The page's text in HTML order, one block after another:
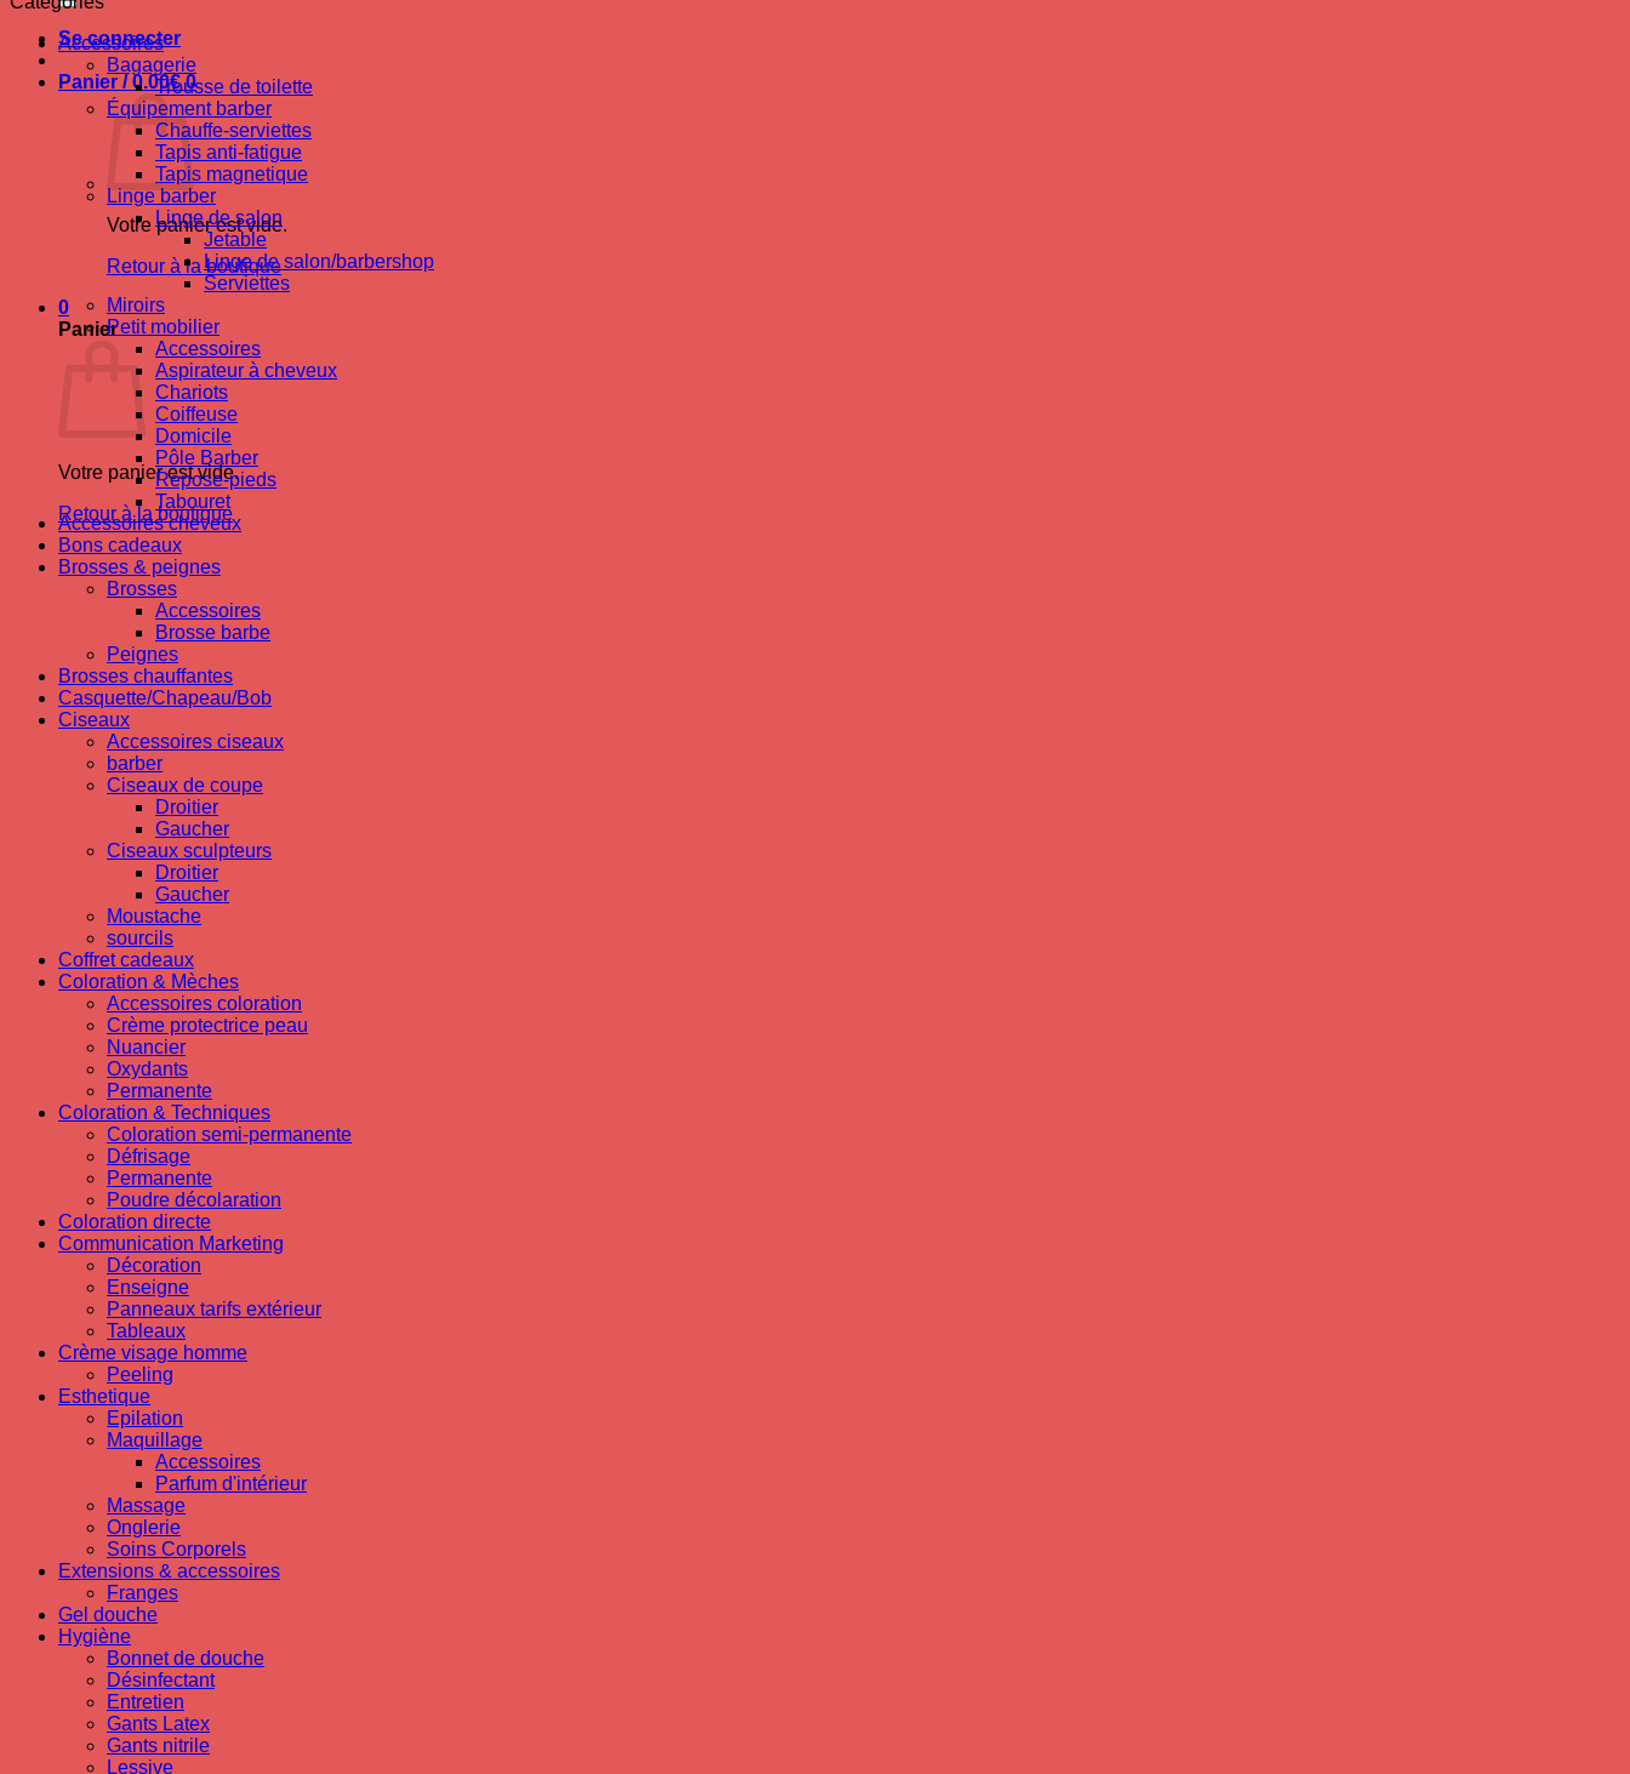
Se connecter
Panier /0.00€ 0
Votre panier est vide.
Retour à la boutique
0
Panier
Votre panier est vide.
Retour à la boutique
Accessoires
Bagagerie
Trousse de toilette
Équipement barber
Chauffe-serviettes
Tapis anti-fatigue
Tapis magnetique
Linge barber
Linge de salon
Jetable
Linge de salon/barbershop
Serviettes
Miroirs
Petit mobilier
Accessoires
Aspirateur à cheveux
Chariots
Coiffeuse
Domicile
Pôle Barber
Repose-pieds
Tabouret
Accessoires cheveux
Bons cadeaux
Brosses & peignes
Brosses
Accessoires
Brosse barbe
Peignes
Brosses chauffantes
Casquette/Chapeau/Bob
Ciseaux
Accessoires ciseaux
barber
Ciseaux de coupe
Droitier
Gaucher
Ciseaux sculpteurs
Droitier
Gaucher
Moustache
sourcils
Coffret cadeaux
Coloration & Mèches
Accessoires coloration
Crème protectrice peau
Nuancier
Oxydants
Permanente
Coloration & Techniques
Coloration semi-permanente
Défrisage
Permanente
Poudre décolaration
Coloration directe
Communication Marketing
Décoration
Enseigne
Panneaux tarifs extérieur
Tableaux
Crème visage homme
Peeling
Esthetique
Epilation
Maquillage
Accessoires
Parfum d'intérieur
Massage
Onglerie
Soins Corporels
Extensions & accessoires
Franges
Gel douche
Hygiène
Bonnet de douche
Désinfectant
Entretien
Gants Latex
Gants nitrile
Lessive